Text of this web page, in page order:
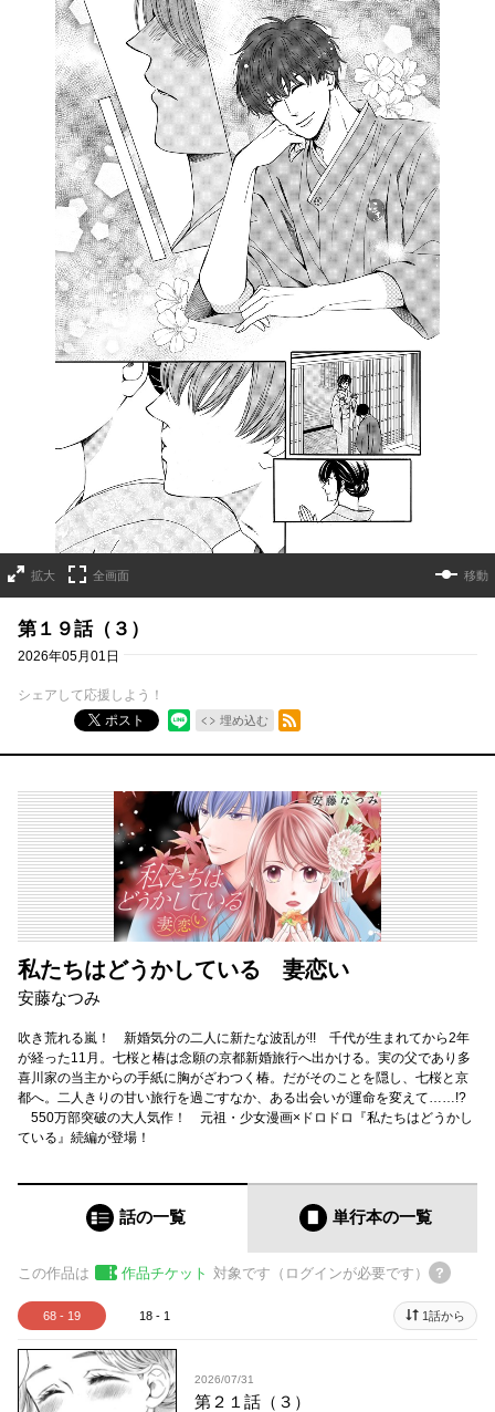
拡大 全画面 移動
第１９話（３）
2026年05月01日
シェアして応援しよう！
ポスト
埋め込む
RSSフィード
私たちはどうかしている 妻恋い
安藤なつみ
吹き荒れる嵐！ 新婚気分の二人に新たな波乱が!! 千代が生まれてから2年
が経った11月。七桜と椿は念願の京都新婚旅行へ出かける。実の父であり多
喜川家の当主からの手紙に胸がざわつく椿。だがそのことを隠し、七桜と京
都へ。二人きりの甘い旅行を過ごすなか、ある出会いが運命を変えて……!?
550万部突破の大人気作！ 元祖・少女漫画×ドロドロ『私たちはどうかし
ている』続編が登場！
話の一覧 単行本の一覧
この作品は 作品チケット 対象です（ログインが必要です）
68 - 19 18 - 1 1話から
2026/07/31
第２１話（３）